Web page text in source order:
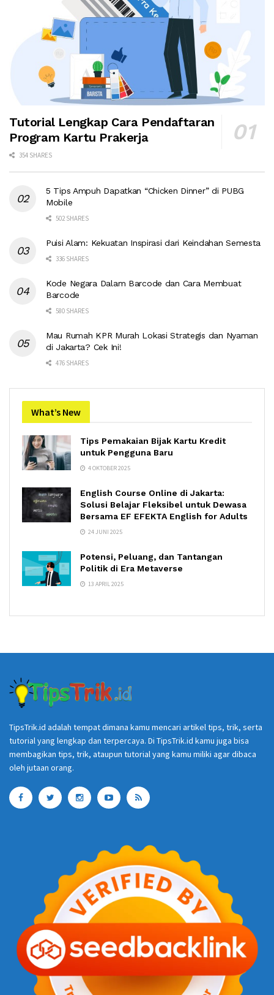
Tutorial Lengkap Cara Pendaftaran
Program Kartu Prakerja
354 SHARES
5 Tips Ampuh Dapatkan “Chicken Dinner” di PUBG
Mobile
502 SHARES
Puisi Alam: Kekuatan Inspirasi dari Keindahan Semesta
336 SHARES
Kode Negara Dalam Barcode dan Cara Membuat
Barcode
580 SHARES
Mau Rumah KPR Murah Lokasi Strategis dan Nyaman
di Jakarta? Cek Ini!
476 SHARES
What’s New
Tips Pemakaian Bijak Kartu Kredit
untuk Pengguna Baru
4 OKTOBER 2025
English Course Online di Jakarta:
Solusi Belajar Fleksibel untuk Dewasa
Bersama EF EFEKTA English for Adults
24 JUNI 2025
Potensi, Peluang, dan Tantangan
Politik di Era Metaverse
13 APRIL 2025
TipsTrik.id adalah tempat dimana kamu mencari artikel tips, trik, serta
tutorial yang lengkap dan terpercaya. Di TipsTrik.id kamu juga bisa
membagikan tips, trik, ataupun tutorial yang kamu miliki agar dibaca
oleh jutaan orang.